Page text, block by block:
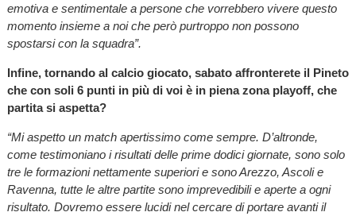
emotiva e sentimentale a persone che vorrebbero vivere questo
momento insieme a noi che però purtroppo non possono
spostarsi con la squadra”.
Infine, tornando al calcio giocato, sabato affronterete il Pineto
che con soli 6 punti in più di voi è in piena zona playoff, che
partita si aspetta?
“Mi aspetto un match apertissimo come sempre. D’altronde,
come testimoniano i risultati delle prime dodici giornate, sono solo
tre le formazioni nettamente superiori e sono Arezzo, Ascoli e
Ravenna, tutte le altre partite sono imprevedibili e aperte a ogni
risultato. Dovremo essere lucidi nel cercare di portare avanti il